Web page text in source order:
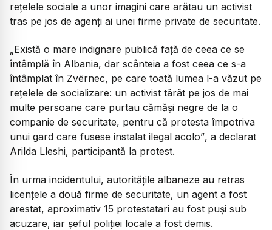
rețelele sociale a unor imagini care arătau un activist
tras pe jos de agenți ai unei firme private de securitate.
„Există o mare indignare publică față de ceea ce se
întâmplă în Albania, dar scânteia a fost ceea ce s-a
întâmplat în Zvërnec, pe care toată lumea l-a văzut pe
rețelele de socializare: un activist târât pe jos de mai
multe persoane care purtau cămăși negre de la o
companie de securitate, pentru că protesta împotriva
unui gard care fusese instalat ilegal acolo”, a declarat
Arilda Lleshi, participantă la protest.
În urma incidentului, autoritățile albaneze au retras
licențele a două firme de securitate, un agent a fost
arestat, aproximativ 15 protestatari au fost puși sub
acuzare, iar șeful poliției locale a fost demis.